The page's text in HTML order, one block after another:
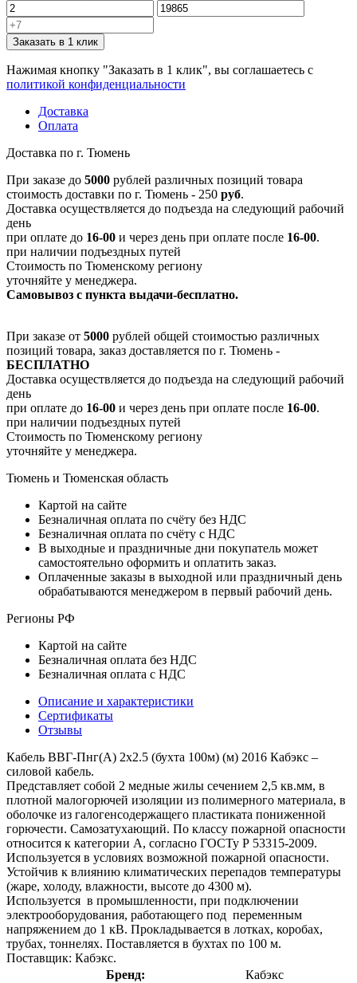
Заказать в 1 клик
Нажимая кнопку "Заказать в 1 клик", вы соглашаетесь с
политикой конфиденциальности
Доставка
Оплата
Доставка по г. Тюмень
При заказе до 5000 рублей различных позиций товара
стоимость доставки по г. Тюмень - 250 руб.
Доставка осуществляется до подъезда на следующий рабочий
день
при оплате до 16-00 и через день при оплате после 16-00.
при наличии подъездных путей
Стоимость по Тюменскому региону
уточняйте у менеджера.
Самовывоз с пункта выдачи-бесплатно.
При заказе от 5000 рублей общей стоимостью различных
позиций товара, заказ доставляется по г. Тюмень -
БЕСПЛАТНО
Доставка осуществляется до подъезда на следующий рабочий
день
при оплате до 16-00 и через день при оплате после 16-00.
при наличии подъездных путей
Стоимость по Тюменскому региону
уточняйте у менеджера.
Тюмень и Тюменская область
Картой на сайте
Безналичная оплата по счёту без НДС
Безналичная оплата по счёту с НДС
В выходные и праздничные дни покупатель может
самостоятельно оформить и оплатить заказ.
Оплаченные заказы в выходной или праздничный день
обрабатываются менеджером в первый рабочий день.
Регионы РФ
Картой на сайте
Безналичная оплата без НДС
Безналичная оплата с НДС
Описание и характеристики
Сертификаты
Отзывы
Кабель ВВГ-Пнг(А) 2х2.5 (бухта 100м) (м) 2016 Кабэкс –
силовой кабель.
Представляет собой 2 медные жилы сечением 2,5 кв.мм, в
плотной малогорючей изоляции из полимерного материала, в
оболочке из галогенсодержащего пластиката пониженной
горючести. Самозатухающий. По классу пожарной опасности
относится к категории А, согласно ГОСТу Р 53315-2009.
Используется в условиях возможной пожарной опасности.
Устойчив к влиянию климатических перепадов температуры
(жаре, холоду, влажности, высоте до 4300 м).
Используется в промышленности, при подключении
электрооборудования, работающего под переменным
напряжением до 1 кВ. Прокладывается в лотках, коробах,
трубах, тоннелях. Поставляется в бухтах по 100 м.
Поставщик: Кабэкс.
Бренд:
Кабэкс